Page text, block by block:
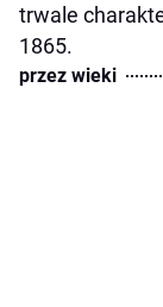
trwale
1865.
przez wieki